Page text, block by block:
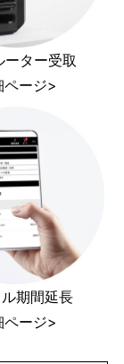
ター受取
ページ>
期間延長
ページ>